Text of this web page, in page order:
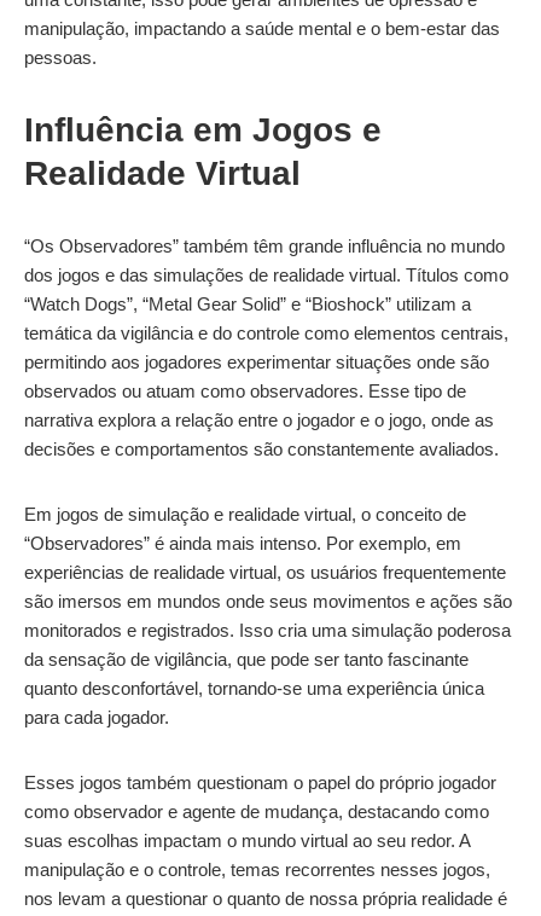
manipulação, impactando a saúde mental e o bem-estar das
pessoas.
Influência em Jogos e
Realidade Virtual
“Os Observadores” também têm grande influência no mundo
dos jogos e das simulações de realidade virtual. Títulos como
“Watch Dogs”, “Metal Gear Solid” e “Bioshock” utilizam a
temática da vigilância e do controle como elementos centrais,
permitindo aos jogadores experimentar situações onde são
observados ou atuam como observadores. Esse tipo de
narrativa explora a relação entre o jogador e o jogo, onde as
decisões e comportamentos são constantemente avaliados.
Em jogos de simulação e realidade virtual, o conceito de
“Observadores” é ainda mais intenso. Por exemplo, em
experiências de realidade virtual, os usuários frequentemente
são imersos em mundos onde seus movimentos e ações são
monitorados e registrados. Isso cria uma simulação poderosa
da sensação de vigilância, que pode ser tanto fascinante
quanto desconfortável, tornando-se uma experiência única
para cada jogador.
Esses jogos também questionam o papel do próprio jogador
como observador e agente de mudança, destacando como
suas escolhas impactam o mundo virtual ao seu redor. A
manipulação e o controle, temas recorrentes nesses jogos,
nos levam a questionar o quanto de nossa própria realidade é